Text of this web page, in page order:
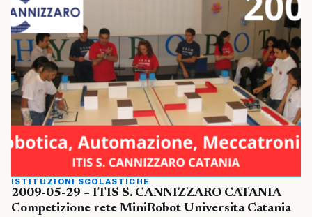
ISTITUZIONI SCOLASTICHE
2009-05-29 – ITIS S. CANNIZZARO CATANIA
Competizione rete MiniRobot Universita Catania